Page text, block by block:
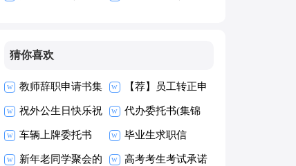
猜你喜欢
教师辞职申请书集
合15篇
【荐】员工转正申
请书
祝外公生日快乐祝
福语
代办委托书(集锦
15篇)
车辆上牌委托书 毕业生求职信
【热】
新年老同学聚会的 高考考生考试承诺